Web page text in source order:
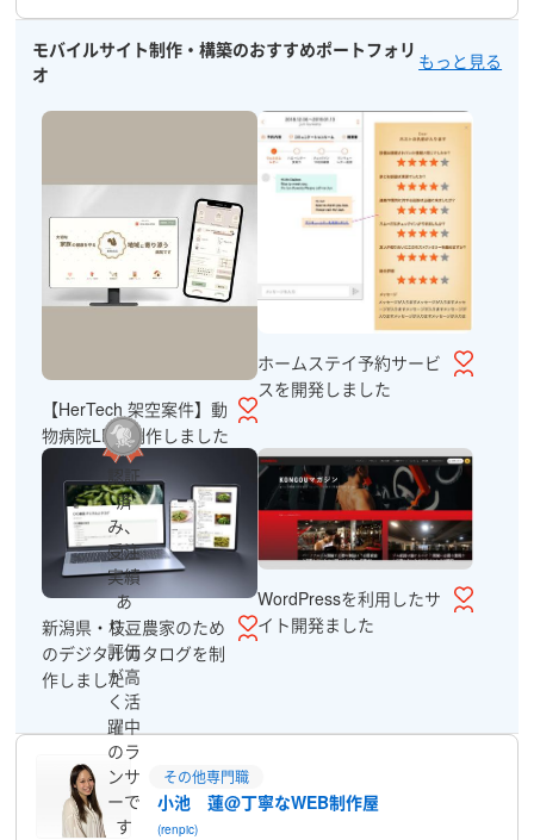
モバイルサイト制作・構築のおすすめポートフォリ
オ
もっと見る
【HerTech 架空案件】動
物病院LPを制作しました
ホームステイ予約サービ
スを開発しました
新潟県・枝豆農家のため
のデジタルカタログを制
作しました
WordPressを利用したサ
イト開発ました
認証
済
み、
受注
実績
あ
り、
評価
が高
く活
躍中
のラ
ンサ
ーで
す
その他専門職
小池 蓮@丁寧なWEB制作屋
(renpic)